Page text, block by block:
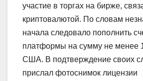
участие в торгах на бирже,
криптовалютой. По словам
начала следовало пополнить
платформы на сумму не менее
США. В подтверждение своих
прислал фотоснимок лицензии